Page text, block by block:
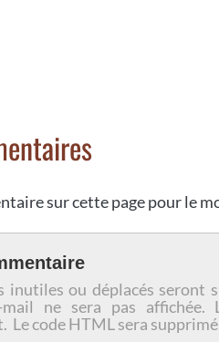
sur cette page pour le
inutiles ou déplacés seront
mail ne sera pas
code HTML sera supprimé